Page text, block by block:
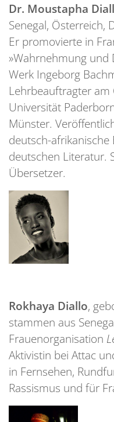
Dr. Moustapha
Senegal, Österreich,
Er promovierte in
»Wahrnehmung und
Werk Ingeborg
Lehrbeauftragter
Universität
Münster.
deutsch-afrikanische
deutschen Literatur.
Übersetzer.
Rokhaya Diallo,
stammen aus
Frauenorganisation
Aktivistin bei Attac
in Fernsehen,
Rassismus und für